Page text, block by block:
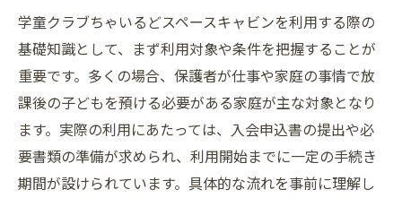
学童クラブちゃいるどスペースキャビンを利用する際の
基礎知識として、まず利用対象や条件を把握することが
重要です。多くの場合、保護者が仕事や家庭の事情で放
課後の子どもを預ける必要がある家庭が主な対象となり
ます。実際の利用にあたっては、入会申込書の提出や必
要書類の準備が求められ、利用開始までに一定の手続き
期間が設けられています。具体的な流れを事前に理解し